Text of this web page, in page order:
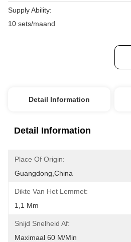
Supply Ability:
10 sets/maand
Detail Information
Detail Information
Place Of Origin:
Guangdong,China
Dikte Van Het Lemmet:
1,1 Mm
Snijd Snelheid Af:
Maximaal 60 M/min